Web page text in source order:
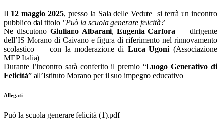
Il 12 maggio 2025, presso la Sala delle Vedute si terrà un incontro
pubblico dal titolo "Può la scuola generare felicità?
Ne discutono Giuliano Albarani,Eugenia Carfora — dirigente
dell’IS Morano di Caivano e figura di riferimento nel rinnovamento
scolastico — con la moderazione diLuca Ugoni (Associazione
MEP Italia).
Durante l’incontro sarà conferito il premio “Luogo Generativo di
Felicità” all’Istituto Morano per il suo impegno educativo.
Allegati
Può la scuola generare felicità (1).pdf